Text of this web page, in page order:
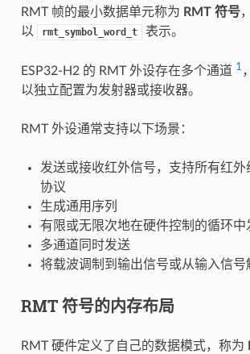
RMT 帧的最小数据单元称为 RMT 符号
以
rmt_symbol_word_t 表示。
ESP32-H2 的 RMT 外设存在多个通道 1
以独立配置为发射器或接收器。
RMT 外设通常支持以下场景：
发送或接收红外信号，支持所有红外
协议
生成通用序列
有限或无限次地在硬件控制的循环中
多通道同时发送
将载波调制到输出信号或从输入信号
RMT 符号的内存布局
RMT 硬件定义了自己的数据模式，称为